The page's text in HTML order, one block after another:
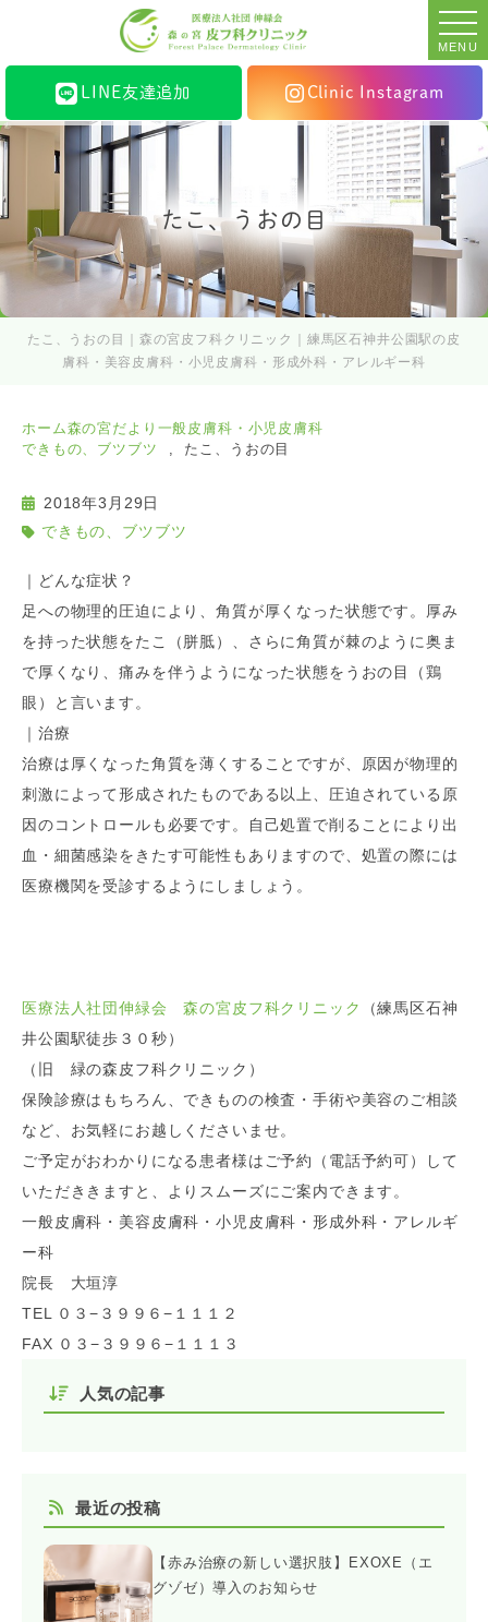
MENU
LINE友達追加 Clinic Instagram
たこ、うおの目
たこ、うおの目｜森の宮皮フ科クリニック｜練馬区石神井公園駅の皮
膚科・美容皮膚科・小児皮膚科・形成外科・アレルギー科
ホーム森の宮だより 一般皮膚科・小児皮膚科
できもの、ブツブツ
たこ、うおの目
2018年3月29日
できもの、ブツブツ
｜どんな症状？
足への物理的圧迫により、角質が厚くなった状態です。厚み
を持った状態をたこ（ 胼胝）、さらに角質が棘のように奥ま
で厚くなり、痛みを伴うようになった状態をうおの目（鶏
眼）と言います。
｜治療
治療は厚くなった角質を薄くすることですが、原因が物理的
刺激によって形成されたものである以上、圧迫されている原
因のコントロールも必要です。自己処置で削ることにより出
血・細菌感染をきたす可能性もありますので、処置の際には
医療機関を受診するようにしましょう。
医療法人社団伸緑会 森の宮皮フ科クリニック
（練馬区石神
井公園駅徒歩３０秒）
（旧 緑の森皮フ科クリニック）
保険診療はもちろん、できものの検査・手術や美容のご相談
など、お気軽にお越しくださいませ。
ご予定がおわかりになる患者様はご予約（電話予約可）して
いただききますと、よりスムーズにご案内できます。
一般皮膚科・美容皮膚科・小児皮膚科・形成外科・アレルギ
ー科
院長 大垣淳
TEL ０３−３９９６−１１１２
FAX ０３−３９９６−１１１３
人気の記事
最近の投稿
【赤み治療の新しい選択肢】EXOXE（エ
グゾゼ）導入のお知らせ